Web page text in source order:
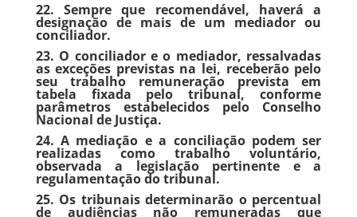
22. Sempre que recomendável, haverá a
designação de mais de um mediador ou
conciliador.
23. O conciliador e o mediador, ressalvadas
as exceções previstas na lei, receberão pelo
seu trabalho remuneração prevista em
tabela fixada pelo tribunal, conforme
parâmetros estabelecidos pelo Conselho
Nacional de Justiça.
24. A mediação e a conciliação podem ser
realizadas como trabalho voluntário,
observada a legislação pertinente e a
regulamentação do tribunal.
25. Os tribunais determinarão o percentual
de audiências não remuneradas que